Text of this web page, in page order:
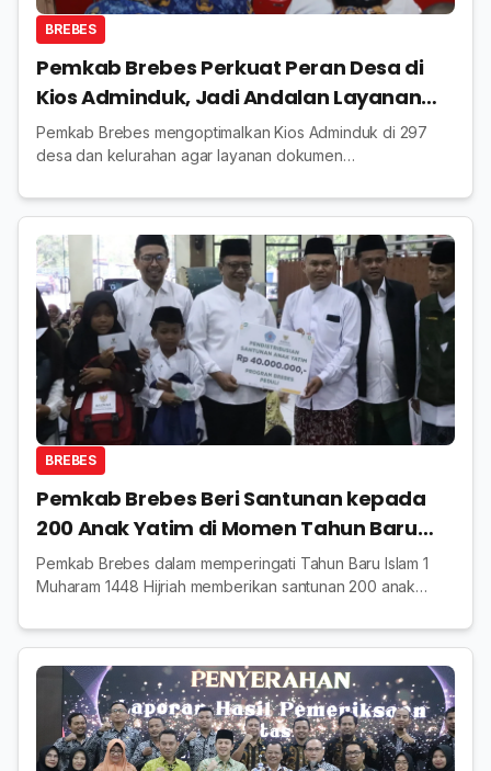
BREBES
Pemkab Brebes Perkuat Peran Desa di
Kios Adminduk, Jadi Andalan Layanan
Kependudukan
Pemkab Brebes mengoptimalkan Kios Adminduk di 297
desa dan kelurahan agar layanan dokumen
menjangkau seluruh warga
BREBES
Pemkab Brebes Beri Santunan kepada
200 Anak Yatim di Momen Tahun Baru
Islam
Pemkab Brebes dalam memperingati Tahun Baru Islam 1
Muharam 1448 Hijriah memberikan santunan 200 anak
Wurja